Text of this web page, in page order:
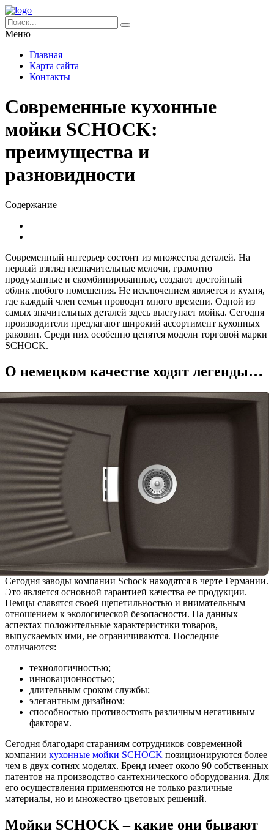
Меню
Главная
Карта сайта
Контакты
Современные кухонные
мойки SCHOCK:
преимущества и
разновидности
Содержание
Современный интерьер состоит из множества деталей. На
первый взгляд незначительные мелочи, грамотно
продуманные и скомбинированные, создают достойный
облик любого помещения. Не исключением является и кухня,
где каждый член семьи проводит много времени. Одной из
самых значительных деталей здесь выступает мойка. Сегодня
производители предлагают широкий ассортимент кухонных
раковин. Среди них особенно ценятся модели торговой марки
SCHOCK.
О немецком качестве ходят легенды…
Сегодня заводы компании Schock находятся в черте Германии.
Это является основной гарантией качества ее продукции.
Немцы славятся своей щепетильностью и внимательным
отношением к экологической безопасности. На данных
аспектах положительные характеристики товаров,
выпускаемых ими, не ограничиваются. Последние
отличаются:
технологичностью;
инновационностью;
длительным сроком службы;
элегантным дизайном;
способностью противостоять различным негативным
факторам.
Сегодня благодаря стараниям сотрудников современной
компании кухонные мойки SCHOCK позиционируются более
чем в двух сотнях моделях. Бренд имеет около 90 собственных
патентов на производство сантехнического оборудования. Для
его осуществления применяются не только различные
материалы, но и множество цветовых решений.
Мойки SCHOCK – какие они бывают